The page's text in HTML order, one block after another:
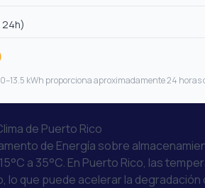
kWh proporciona aproximadamente 24 horas
de Puerto Rico
de Energía sobre
a 35°C. En Puerto Rico, las
lo que puede acelerar la